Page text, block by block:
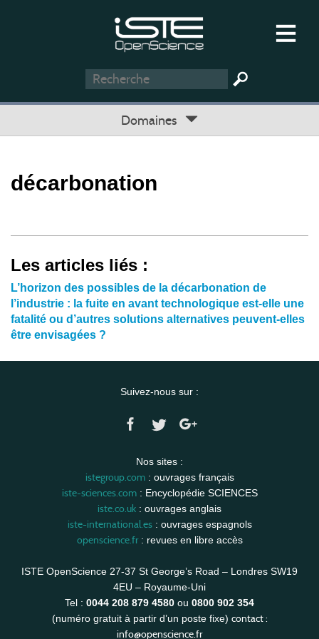
Domaines
décarbonation
Les articles liés :
L’horizon des possibles de la décarbonation de
l’industrie : la fuite en avant technologique est-elle une
fatalité ou d’autres solutions alternatives peuvent-elles
être envisagées ?
Suivez-nous sur :
Nos sites :
istegroup.com: ouvrages français
iste-sciences.com: Encyclopédie SCIENCES
iste.co.uk : ouvrages anglais
iste-international.es: ouvrages espagnols
openscience.fr: revues en libre accès
ISTE OpenScience 27-37 St George’s Road – Londres SW19
4EU – Royaume-Uni
Tel : 0044 208 879 4580 ou 0800 902 354
(numéro gratuit à partir d’un poste fixe) contact :
info@openscience.fr